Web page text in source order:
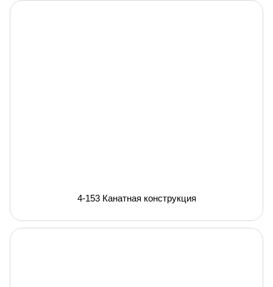
4-153 Канатная конструкция